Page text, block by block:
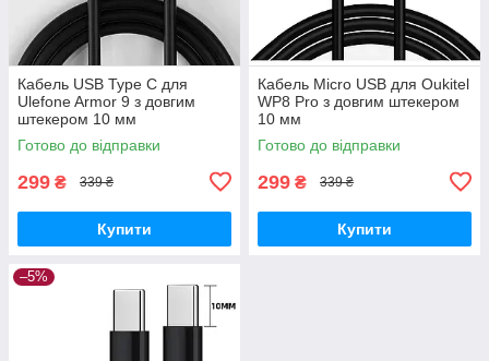
Кабель USB Type C для
Ulefone Armor 9 з довгим
штекером 10 мм
Готово до відправки
299 ₴ 339 ₴
Купити
Кабель Micro USB для Oukitel
WP8 Pro з довгим штекером
10 мм
Готово до відправки
299 ₴ 339 ₴
Купити
–5%